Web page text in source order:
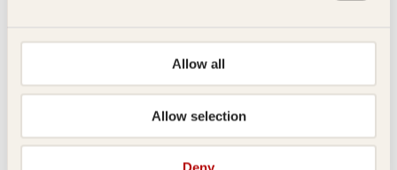
Allow all
Allow selection
Vilkår og betingelser
Angrerett og retur